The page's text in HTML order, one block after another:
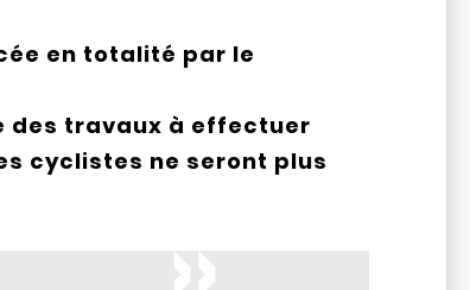
en totalité par le
des travaux à effectuer
cyclistes ne seront plus